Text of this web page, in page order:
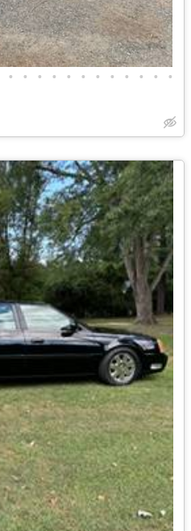
• • • • • • • • • • • •